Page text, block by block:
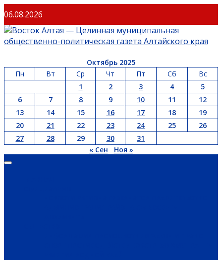
06.08.2026
Октябрь 2025
Пн
Вт Ср Чт Пт Сб
Вс
1
2 3 4
5
6
7 8 9 10 11
12
13
14 15 16 17 18
19
20
21 22 23 24 25
26
27
28 29 30
31
« Сен
Ноя »